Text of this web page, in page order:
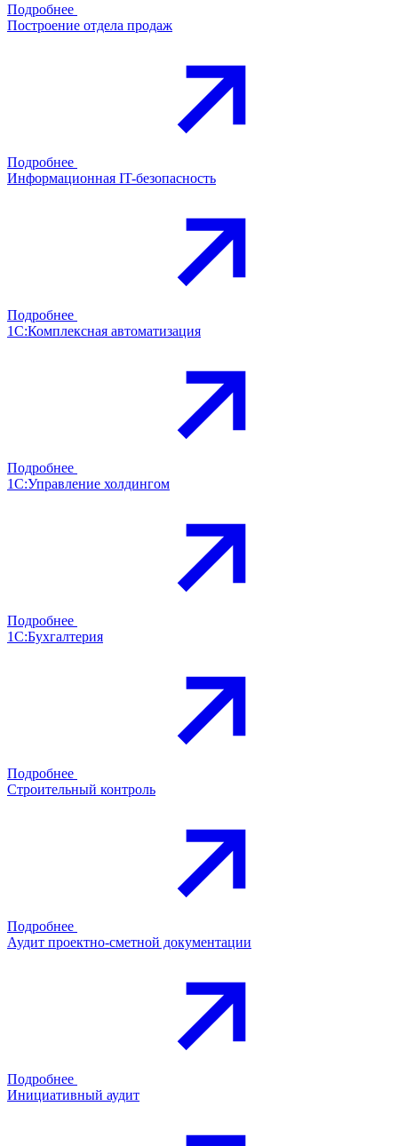
Подробнее
Построение отдела продаж
Подробнее
Информационная IT-безопасность
Подробнее
1С:Комплексная автоматизация
Подробнее
1С:Управление холдингом
Подробнее
1С:Бухгалтерия
Подробнее
Строительный контроль
Подробнее
Аудит проектно-сметной документации
Подробнее
Инициативный аудит